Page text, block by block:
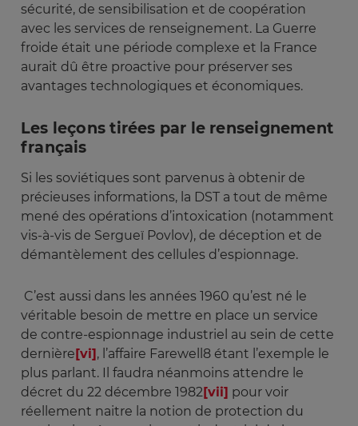
sécurité, de sensibilisation et de coopération
avec les services de renseignement. La Guerre
froide était une période complexe et la France
aurait dû être proactive pour préserver ses
avantages technologiques et économiques.
Les leçons tirées par le renseignement
français
Si les soviétiques sont parvenus à obtenir de
précieuses informations, la DST a tout de même
mené des opérations d’intoxication (notamment
vis-à-vis de Sergueï Povlov), de déception et de
démantèlement des cellules d’espionnage.
C’est aussi dans les années 1960 qu’est né le
véritable besoin de mettre en place un service
de contre-espionnage industriel au sein de cette
dernière [vi] , l’affaire Farewell8 étant l’exemple le
plus parlant. Il faudra néanmoins attendre le
décret du 22 décembre 1982 [vii] pour voir
réellement naitre la notion de protection du